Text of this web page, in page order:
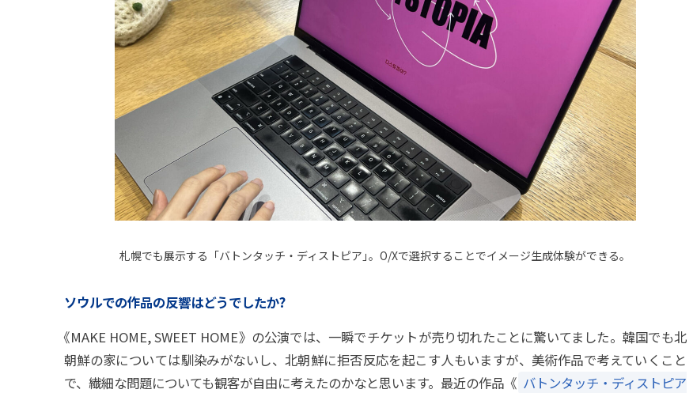
札幌でも展示する「バトンタッチ・ディストピア 」。O/Xで選択することでイメージ生成体験ができる。
ソウルでの作品の反響はどうでしたか?
《MAKE HOME, SWEET HOME》の公演では、一瞬でチケットが売り切れたことに驚いてました。韓国でも北
朝鮮の家については馴染みがないし、北朝鮮に拒否反応を起こす人もいますが、美術作品で考えていくこと
で、繊細な問題についても観客が自由に考えたのかなと思います。最近の作品《 バトンタッチ・ディストピア